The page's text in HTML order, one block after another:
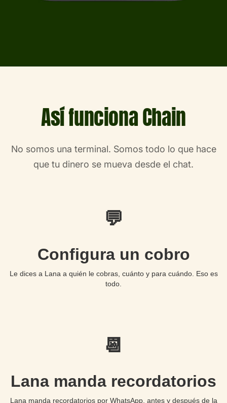
Así funciona Chain
No somos una terminal. Somos todo lo que hace
que tu dinero se mueva desde el chat.
💬
Configura un cobro
Le dices a Lana a quién le cobras, cuánto y para cuándo. Eso es
todo.
📆
Lana manda recordatorios
Lana manda recordatorios por WhatsApp, antes y después de la